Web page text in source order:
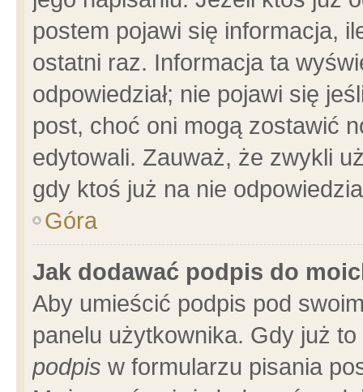
postem pojawi się informacja,
ostatni raz. Informacja ta
odpowiedział; nie pojawi się
post, choć oni mogą zostawić
edytowali. Zauważ, że zwykli
gdy ktoś już na nie
Góra
Jak dodawać podpis do
Aby umieścić podpis pod
panelu użytkownika. Gdy już
podpis w formularzu pisania